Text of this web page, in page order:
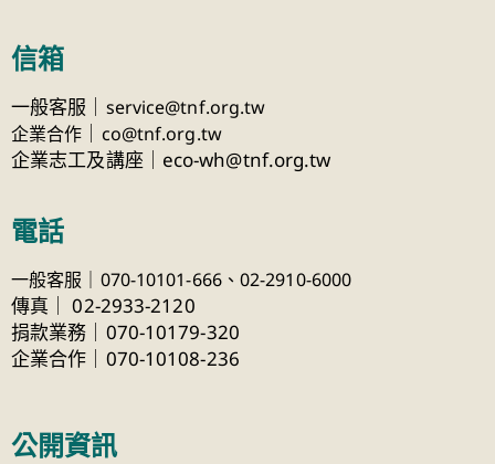
信箱
一般客服｜ service@tnf.org.tw
企業合作
co@tnf.org.tw
企業志工及講座｜eco-wh@tnf.org.tw
電話
一般客服｜070-10101-666、 02-2910-6000
傳真
02-2933-2120
捐款業務｜070-10179-320
企業合作｜070-10108-236
公開資訊